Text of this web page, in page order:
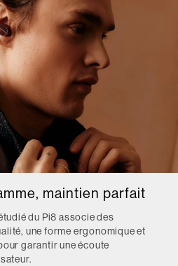
maintien parfait
du Pi8 associe des
une forme ergonomique et
garantir une écoute